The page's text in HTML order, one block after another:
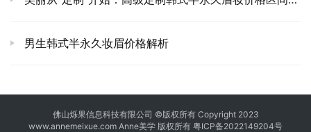
男生韩式半永久妆眉价格解析
佛山烁果信息科技有限公司 ©版权所有 Copyright 2023
www.annemeixue.com Anne美学 版权所有 粤ICP备2022149204号